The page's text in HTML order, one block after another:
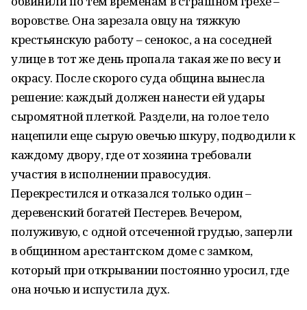
воровстве. Она зарезала овцу на тяжкую
крестьянскую работу – сенокос, а на соседней
улице в тот же день пропала такая же по весу и
окрасу. После скорого суда община вынесла
решение: каждый должен нанести ей удары
сыромятной плеткой. Раздели, на голое тело
нацепили еще сырую овечью шкуру, подводили к
каждому двору, где от хозяина требовали
участия в исполнении правосудия.
Перекрестился и отказался только один –
деревенский богатей Пестерев. Вечером,
полуживую, с одной отсеченной грудью, заперли
в общинном арестантском доме с замком,
который при открывании постоянно уросил, где
она ночью и испустила дух.